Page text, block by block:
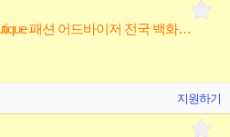
[CHANEL]샤넬 코리아 명품 Boutique 패션 어드바이저 전국 백화점/면세점 정규직/계약직 채용
지원하기